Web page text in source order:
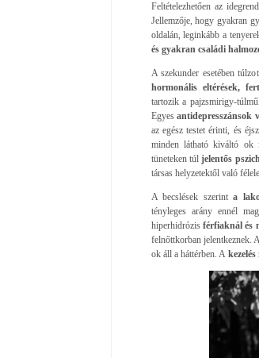
Feltételezhetően az
Jellemzője, hogy gyakran
oldalán, leginkább a
és gyakran családi
A szekunder esetében
hormonális eltérések,
tartozik a pajzsmirigy-
Egyesantidepresszánsok
az egész testet érinti, és
minden látható kiváltó ok
tüneteken túljelentős
társas helyzetektől való
A becslések szerinta
tényleges arány ennél
hiperhidrózis férfiaknál és
felnőttkorban jelentkeznek.
ok áll a háttérben. A